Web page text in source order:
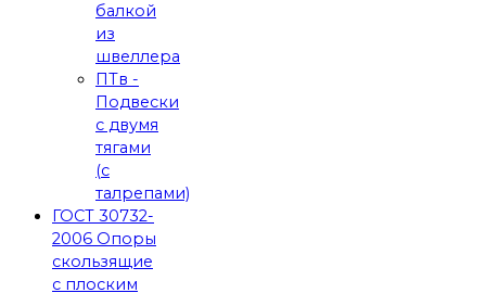
балкой
из
швеллера
ПТв -
Подвески
с двумя
тягами
(с
талрепами)
ГОСТ 30732-
2006 Опоры
скользящие
с плоским